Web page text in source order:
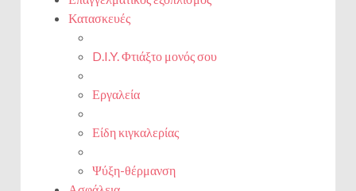
Κατασκευές
D.I.Y. Φτιάξτο μονός σου
Εργαλεία
Είδη κιγκαλερίας
Ψύξη-θέρμανση